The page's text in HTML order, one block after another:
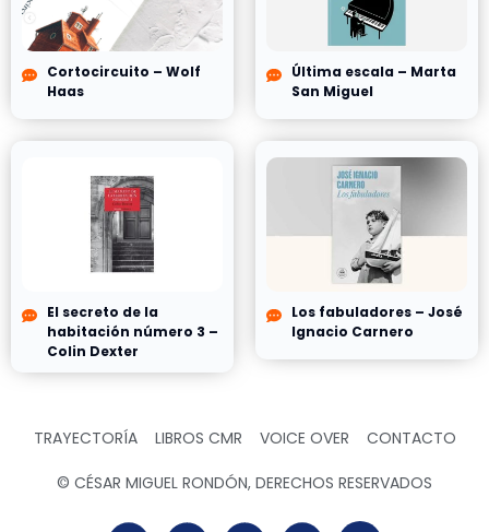
Cortocircuito – Wolf
Haas
Última escala – Marta
San Miguel
El secreto de la
habitación número 3 –
Colin Dexter
Los fabuladores – José
Ignacio Carnero
TRAYECTORÍA LIBROS CMR VOICE OVER CONTACTO
© CÉSAR MIGUEL RONDÓN, DERECHOS RESERVADOS